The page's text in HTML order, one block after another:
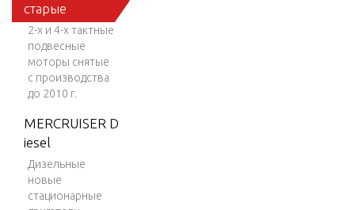
старые
2-х и 4-х тактные
подвесные
моторы снятые
с производства
до 2010 г.
MERCRUISER D
iesel
Дизельные
новые
стационарные